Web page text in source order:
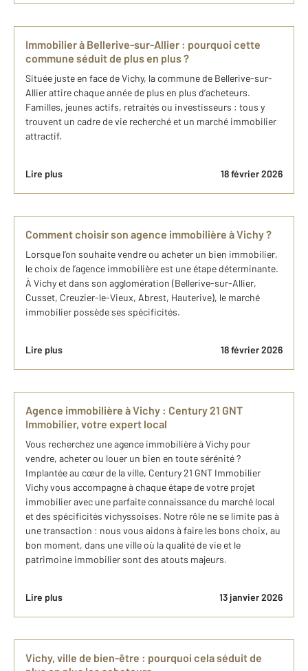
Immobilier à Bellerive-sur-Allier : pourquoi cette
commune séduit de plus en plus ?
Située juste en face de Vichy, la commune de Bellerive-sur-
Allier attire chaque année de plus en plus d’acheteurs.
Familles, jeunes actifs, retraités ou investisseurs : tous y
trouvent un cadre de vie recherché et un marché immobilier
attractif.
Lire plus 18 février 2026
Comment choisir son agence immobilière à Vichy ?
Lorsque l’on souhaite vendre ou acheter un bien immobilier,
le choix de l’agence immobilière est une étape déterminante.
À Vichy et dans son agglomération (Bellerive-sur-Allier,
Cusset, Creuzier-le-Vieux, Abrest, Hauterive), le marché
immobilier possède ses spécificités.
Lire plus 18 février 2026
Agence immobilière à Vichy : Century 21 GNT
Immobilier, votre expert local
Vous recherchez une agence immobilière à Vichy pour
vendre, acheter ou louer un bien en toute sérénité ?
Implantée au cœur de la ville, Century 21 GNT Immobilier
Vichy vous accompagne à chaque étape de votre projet
immobilier avec une parfaite connaissance du marché local
et des spécificités vichyssoises. Notre rôle ne se limite pas à
une transaction : nous vous aidons à faire les bons choix, au
bon moment, dans une ville où la qualité de vie et le
patrimoine immobilier sont des atouts majeurs.
Lire plus 13 janvier 2026
Vichy, ville de bien-être : pourquoi cela séduit de